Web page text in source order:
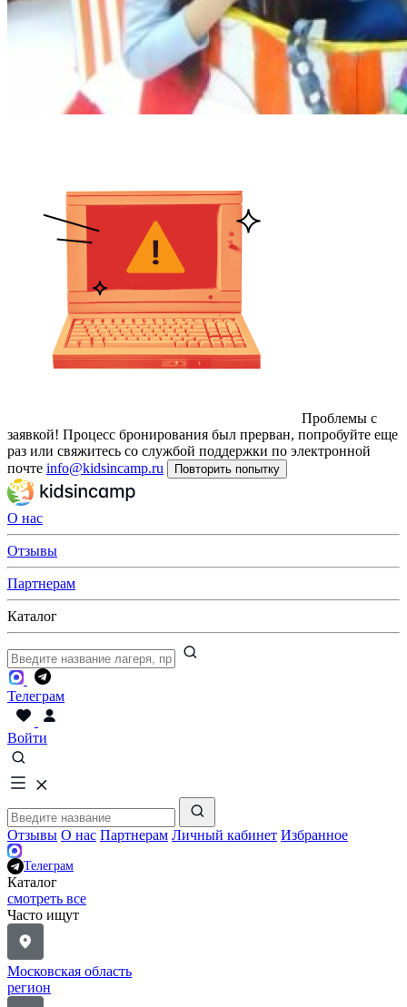
Проблемы с
заявкой! Процесс бронирования был прерван, попробуйте еще
раз или свяжитесь со службой поддержки по электронной
почте info@kidsincamp.ru Повторить попытку
О нас
Отзывы
Партнерам
Каталог
Телеграм
Войти
Отзывы О нас Партнерам Личный кабинет Избранное
Телеграм
Каталог
смотреть все
Часто ищут
Московская область
регион